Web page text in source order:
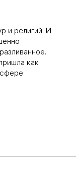
и религий. И
как
сфере